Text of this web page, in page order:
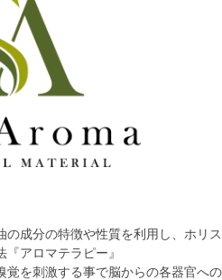
成分の特徴や性質を利用し、ホリス
アロマテラピー』
覚を刺激する事で脳からの各器官への